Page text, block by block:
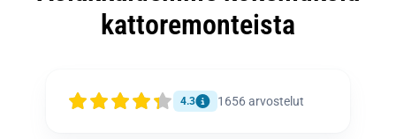
kattoremonteista
4.3 1656arvostelut